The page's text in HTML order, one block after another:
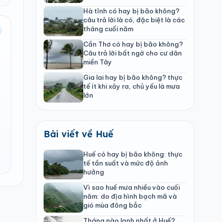
Hà tĩnh có hay bị bão không?
câu trả lời là có, đặc biệt là các
tháng cuối năm
Cần Thơ có hay bị bão không?
Câu trả lời bất ngờ cho cư dân
miền Tây
Gia lai hay bị bão không? thực
tế ít khi xảy ra, chủ yếu là mưa
lớn
Bài viết về Huế
Huế có hay bị bão không: thực
tế tần suất và mức độ ảnh
hưởng
Vì sao huế mưa nhiều vào cuối
năm: do địa hình bạch mã và
gió mùa đông bắc